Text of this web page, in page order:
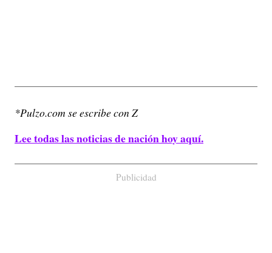
*Pulzo.com se escribe con Z
Lee todas las noticias de nación hoy aquí.
Publicidad